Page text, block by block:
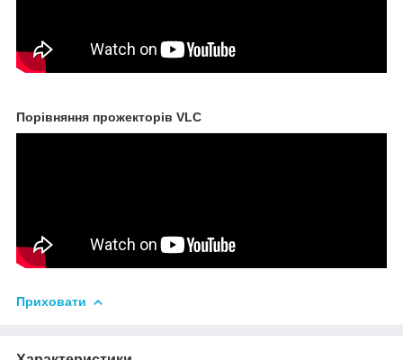
Порівняння прожекторів VLC
Приховати